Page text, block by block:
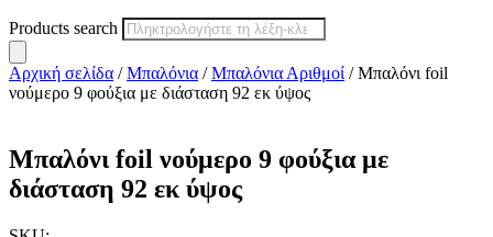
Products search
Αρχική σελίδα /Μπαλόνια /Μπαλόνια Αριθμοί / Μπαλόνι foil
νούμερο 9 φούξια με διάσταση 92 εκ ύψος
Μπαλόνι foil νούμερο 9 φούξια με
διάσταση 92 εκ ύψος